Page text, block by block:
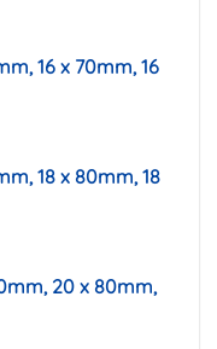
16 x 70mm, 16
18 x 80mm, 18
20 x 80mm,